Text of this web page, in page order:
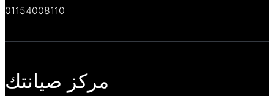
01154008110
مركز صيانتك